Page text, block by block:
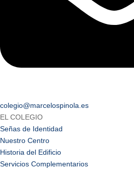
colegio@marcelospinola.es
EL COLEGIO
Señas de Identidad
Nuestro Centro
Historia del Edificio
Servicios Complementarios